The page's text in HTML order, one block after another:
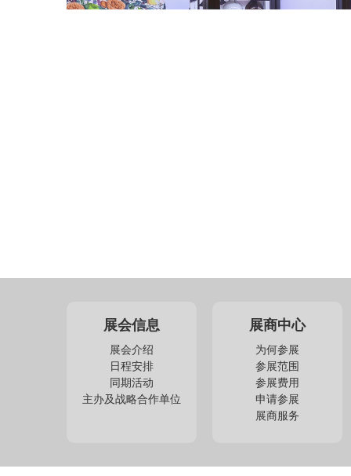
展会信息
展会介绍
日程安排
同期活动
主办及战略合作单位
展商中心
为何参展
参展范围
参展费用
申请参展
展商服务